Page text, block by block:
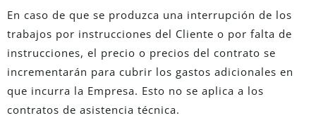
En caso de que se produzca una interrupción de los
trabajos por instrucciones del Cliente o por falta de
instrucciones, el precio o precios del contrato se
incrementarán para cubrir los gastos adicionales en
que incurra la Empresa. Esto no se aplica a los
contratos de asistencia técnica.